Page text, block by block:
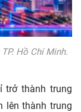
Hồ Chí Minh.
trở thành trung
lên thành trung